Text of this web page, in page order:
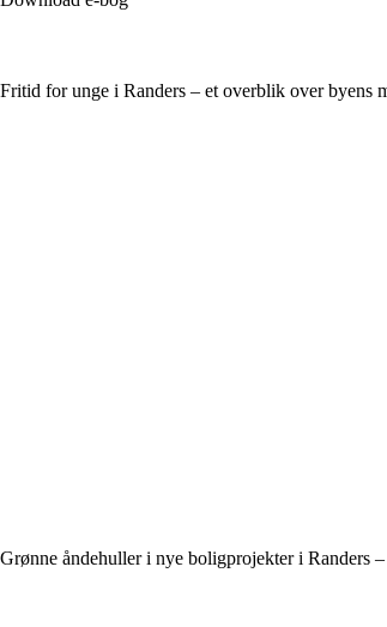
Fritid for unge i Randers – et overblik over byens
Grønne åndehuller i nye boligprojekter i Randers